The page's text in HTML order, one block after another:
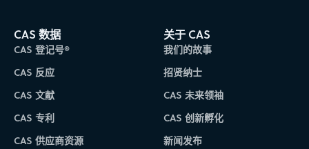
CAS 数据
CAS 登记号®
CAS 反应
CAS 文献
CAS 专利
CAS 供应商资源
关于 CAS
我们的故事
招贤纳士
CAS 未来领袖
CAS 创新孵化
新闻发布